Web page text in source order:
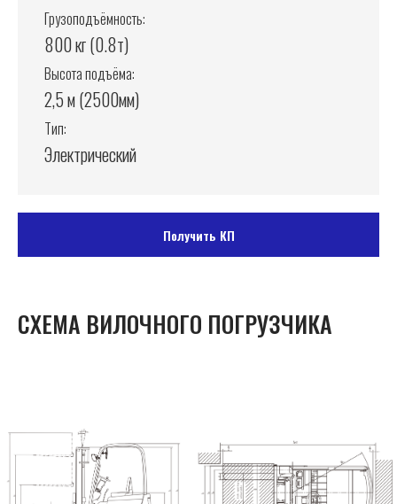
Грузоподъёмность:
800 кг (0.8т)
Высота подъёма:
2,5 м (2500мм)
Тип:
Электрический
Получить КП
СХЕМА ВИЛОЧНОГО ПОГРУЗЧИКА